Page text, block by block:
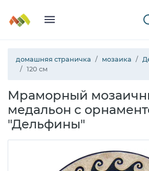
домашняя страничка мозаика
120 см
Мраморный
медальон с
"Дельфины"